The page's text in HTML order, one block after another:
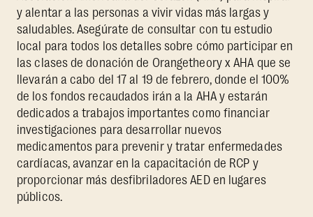
y alentar a las personas a vivir vidas más largas y
saludables. Asegúrate de consultar con tu estudio
local para todos los detalles sobre cómo participar en
las clases de donación de Orangetheory x AHA que se
llevarán a cabo del 17 al 19 de febrero, donde el 100%
de los fondos recaudados irán a la AHA y estarán
dedicados a trabajos importantes como financiar
investigaciones para desarrollar nuevos
medicamentos para prevenir y tratar enfermedades
cardíacas, avanzar en la capacitación de RCP y
proporcionar más desfibriladores AED en lugares
públicos.